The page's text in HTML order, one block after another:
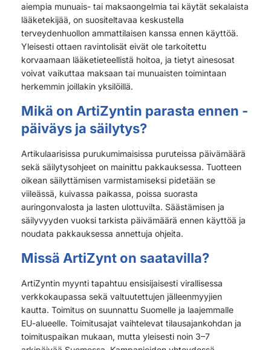
aiempia munuais- tai maksaongelmia tai käytät sekalaista
lääketekijää, on suositeltavaa keskustella
terveydenhuollon ammattilaisen kanssa ennen käyttöä.
Yleisesti ottaen ravintolisät eivät ole tarkoitettu
korvaamaan lääketieteellistä hoitoa, ja tietyt ainesosat
voivat vaikuttaa maksaan tai munuaisten toimintaan
herkemmin joillakin yksilöillä.
Mikä on ArtiZyntin parasta ennen -
päiväys ja säilytys?
Artikulaarisissa purukumimaisissa puruteissa päivämäärä
sekä säilytysohjeet on mainittu pakkauksessa. Tuotteen
oikean säilyttämisen varmistamiseksi pidetään se
viileässä, kuivassa paikassa, poissa suorasta
auringonvalosta ja lasten ulottuvilta. Säästämisen ja
säilyvyyden vuoksi tarkista päivämäärä ennen käyttöä ja
noudata pakkauksessa annettuja ohjeita.
Missä ArtiZynt on saatavilla?
ArtiZyntin myynti tapahtuu ensisijaisesti virallisessa
verkkokaupassa sekä valtuutettujen jälleenmyyjien
kautta. Toimitus on suunnattu Suomelle ja laajemmalle
EU-alueelle. Toimitusajat vaihtelevat tilausajankohdan ja
toimituspaikan mukaan, mutta yleisesti noin 3–7